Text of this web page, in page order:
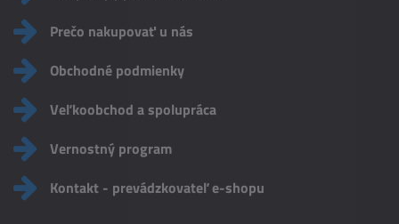
Prečo nakupovať u nás
Obchodné podmienky
Veľkoobchod a spolupráca
Vernostný program
Kontakt - prevádzkovateľ e-shopu